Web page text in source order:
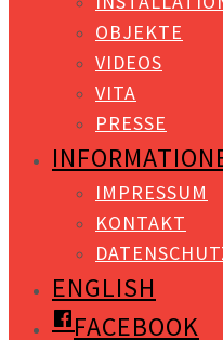
OBJEKTE
VIDEOS
VITA
PRESSE
IMPRESSUM
KONTAKT
ENGLISH
FACEBOOK